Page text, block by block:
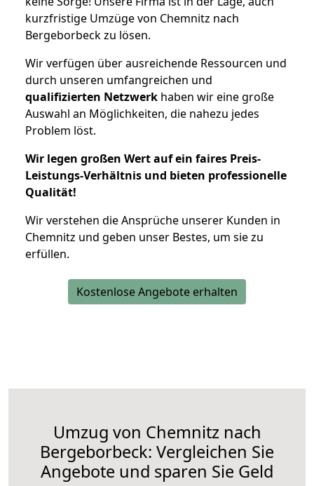
kurzfristige Umzüge von Chemnitz nach
Bergeborbeck zu lösen.
Wir verfügen über ausreichende Ressourcen und
durch unseren umfangreichen und
qualifizierten Netzwerk haben wir eine große
Auswahl an Möglichkeiten, die nahezu jedes
Problem löst.
Wir legen großen Wert auf ein faires Preis-
Leistungs-Verhältnis und bieten professionelle
Qualität!
Wir verstehen die Ansprüche unserer Kunden in
Chemnitz und geben unser Bestes, um sie zu
erfüllen.
Kostenlose Angebote erhalten
Umzug von Chemnitz nach
Bergeborbeck: Vergleichen Sie
Angebote und sparen Sie Geld